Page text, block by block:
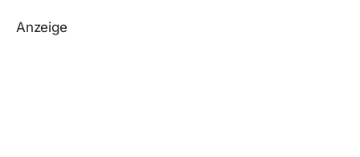
Anzeige